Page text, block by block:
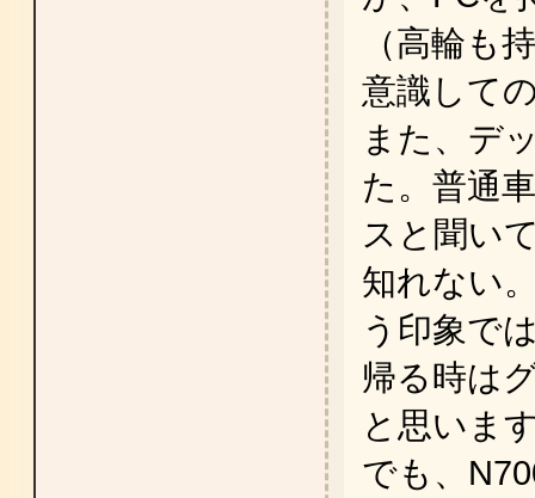
（高輪も
意識して
また、デ
た。普通
スと聞い
知れない
う印象で
帰る時は
と思いま
でも、